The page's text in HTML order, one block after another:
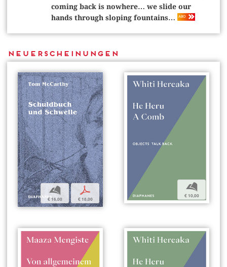
coming back is nowhere… we slide our
hands through sloping fountains… ABO
Neuerscheinungen
b
€ 16,00
p
€ 18,00
b
€ 10,00